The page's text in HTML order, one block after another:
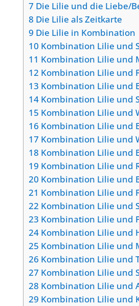
7 Die Lilie und die Liebe/
8 Die Lilie als Zeitkarte
9 Die Lilie in Kombination
10 Kombination Lilie und
11 Kombination Lilie und
12 Kombination Lilie und
13 Kombination Lilie und
14Kombination Lilie und
15 Kombination Lilie und
16 Kombination Lilie und
17 Kombination Lilie und
18 Kombination Lilie und
19 Kombination Lilie und
20 Kombination Lilie und
21 Kombination Lilie und
22 Kombination Lilie und
23 Kombination Lilie und
24Kombination Lilie und
25 Kombination Lilie und
26 Kombination Lilie und
27 Kombination Lilie und
28 Kombination Lilie und
29 Kombination Lilie und